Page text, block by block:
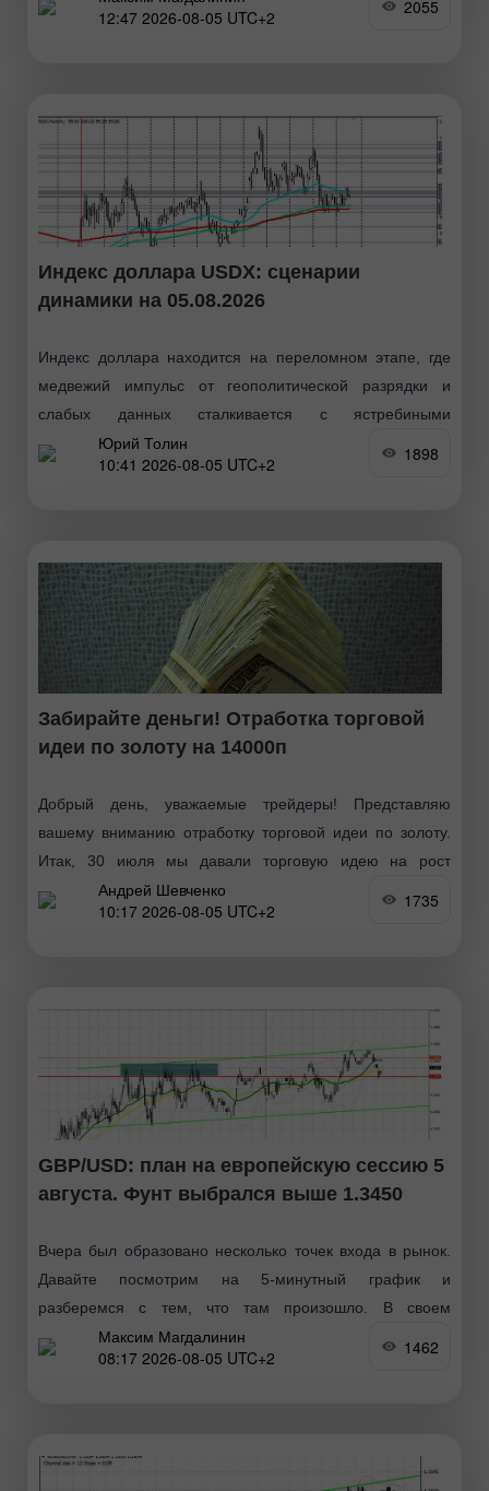
12:47 2026-08-05 UTC+2
2055
Индекс доллара USDX: сценарии
динамики на 05.08.2026
Индекс доллара находится на переломном этапе, где
медвежий импульс от геополитической разрядки и
слабых данных сталкивается с ястребиными
ожиданиями в отношении ФРС. Ключевой уровень
99.70–99.60 станет главным водоразделом для
Юрий Толин
10:41 2026-08-05 UTC+2
1898
Забирайте деньги! Отработка торговой
идеи по золоту на 14000п
Добрый день, уважаемые трейдеры! Представляю
вашему вниманию отработку торговой идеи по золоту.
Итак, 30 июля мы давали торговую идею на рост
котировок золота по следующей схеме: Сегодня утром
котировки инструмента
Андрей Шевченко
10:17 2026-08-05 UTC+2
1735
GBP/USD: план на европейскую сессию 5
августа. Фунт выбрался выше 1.3450
Вчера был образовано несколько точек входа в рынок.
Давайте посмотрим на 5-минутный график и
разберемся с тем, что там произошло. В своем
утреннем прогнозе я обращал внимание на уровень
Максим Магдалинин
08:17 2026-08-05 UTC+2
1462